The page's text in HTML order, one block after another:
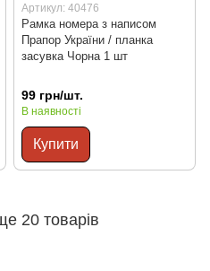
Артикул: 40476
Рамка номера з написом
Прапор України / планка
засувка Чорна 1 шт
99 грн/шт.
В наявності
Купити
20 товарів